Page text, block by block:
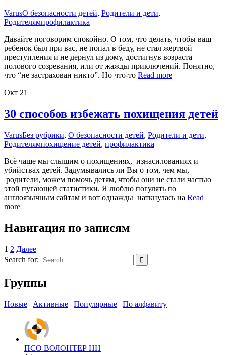
VarusО безопасности детей, Родители и дети,
Родителямпрофилактика
Давайте поговорим спокойно. О том, что делать, чтобы ваш
ребенок был при вас, не попал в беду, не стал жертвой
преступления и не дернул из дому, достигнув возраста
полового созревания, или от жажды приключений. Понятно,
что “не застрахован никто”. Но что-то Read more
Окт 21
30 способов избежать похищения детей
VarusБез рубрики, О безопасности детей, Родители и дети,
Родителямпохищение детей, профилактика
Всё чаще мы слышим о похищениях, изнасилованиях и
убийствах детей. Задумывались ли Вы о том, чем мы,
родители, можем помочь детям, чтобы они не стали частью
этой пугающей статистики. Я люблю погулять по
англоязычным сайтам и вот однажды наткнулась на Read
more
Навигация по записям
1 2 Далее
Search for:
Группы
Новые | Активные | Популярные | По алфавиту
ПСО ВОЛОНТЕР НН